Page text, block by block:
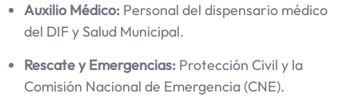
Auxilio Médico: Personal del dispensario médico
del DIF y Salud Municipal.
Rescate y Emergencias: Protección Civil y la
Comisión Nacional de Emergencia (CNE).